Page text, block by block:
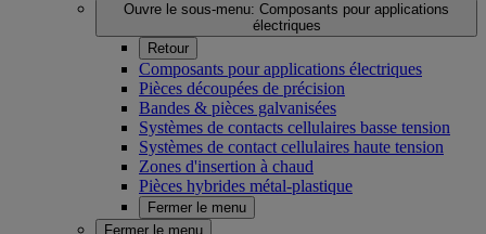
Ouvre le sous-menu: Composants pour applications
électriques
Retour
Composants pour applications électriques
Pièces découpées de précision
Bandes & pièces galvanisées
Systèmes de contacts cellulaires basse tension
Systèmes de contact cellulaires haute tension
Zones d'insertion à chaud
Pièces hybrides métal-plastique
Fermer le menu
Fermer le menu